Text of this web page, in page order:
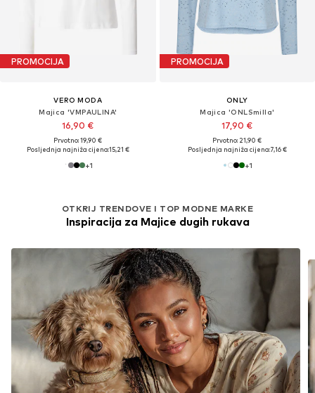
PROMOCIJA
VERO MODA
Majica 'VMPAULINA'
16,90 €
Prvotno: 19,90 €
Posljednja najniža cijena:15,21 €
+1
PROMOCIJA
ONLY
Majica 'ONLSmilla'
17,90 €
Prvotno: 21,90 €
Posljednja najniža cijena:7,16 €
+1
OTKRIJ TRENDOVE I TOP MODNE MARKE
Inspiracija za Majice dugih rukava